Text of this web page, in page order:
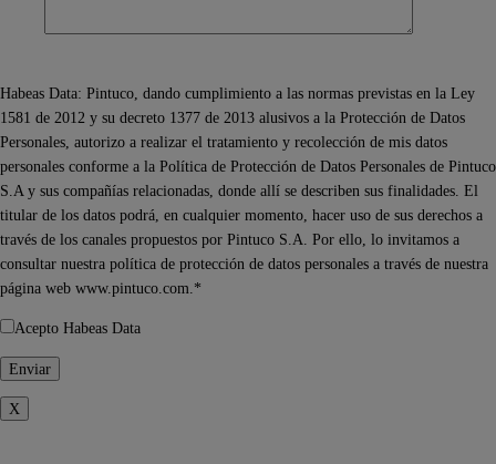
Habeas Data: Pintuco, dando cumplimiento a las normas previstas en la Ley
1581 de 2012 y su decreto 1377 de 2013 alusivos a la Protección de Datos
Personales, autorizo a realizar el tratamiento y recolección de mis datos
personales conforme a la Política de Protección de Datos Personales de Pintuco
S.A y sus compañías relacionadas, donde allí se describen sus finalidades. El
titular de los datos podrá, en cualquier momento, hacer uso de sus derechos a
través de los canales propuestos por Pintuco S.A. Por ello, lo invitamos a
consultar nuestra política de protección de datos personales a través de nuestra
página web www.pintuco.com.*
Acepto Habeas Data
X